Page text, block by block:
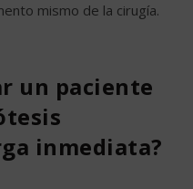
mismo de la cirugía.
un paciente
inmediata?